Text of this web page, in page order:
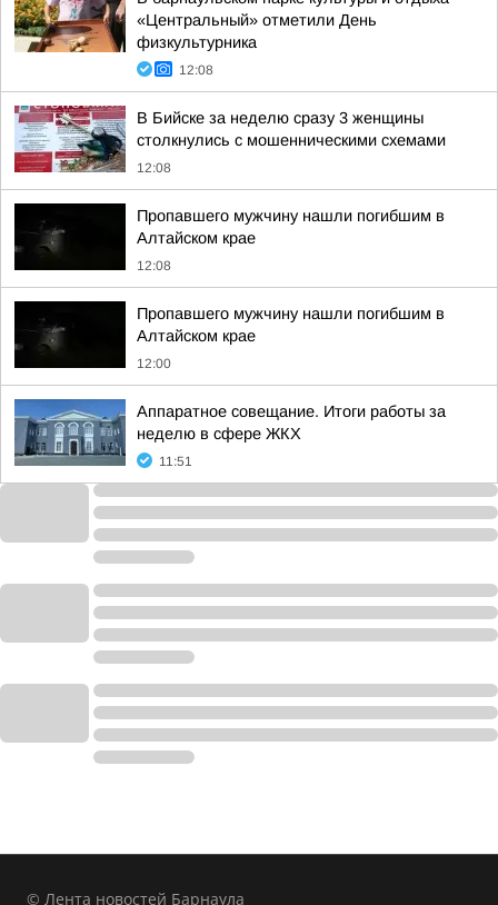
«Центральный» отметили День
физкультурника
12:08
В Бийске за неделю сразу 3 женщины
столкнулись с мошенническими схемами
12:08
Пропавшего мужчину нашли погибшим в
Алтайском крае
12:08
Пропавшего мужчину нашли погибшим в
Алтайском крае
12:00
Аппаратное совещание. Итоги работы за
неделю в сфере ЖКХ
11:51
© Лента новостей Барнаула